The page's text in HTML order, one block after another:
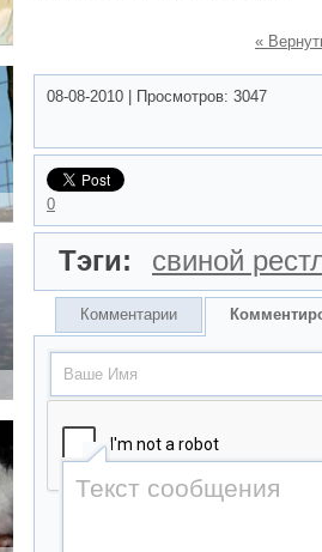
«
08-08-2010 Просмотров: 3047
0
Тэги: свиной
Комментарии